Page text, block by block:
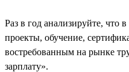
Раз в год анализируйте, что
проекты, обучение,
востребованным на рынке
зарплату».